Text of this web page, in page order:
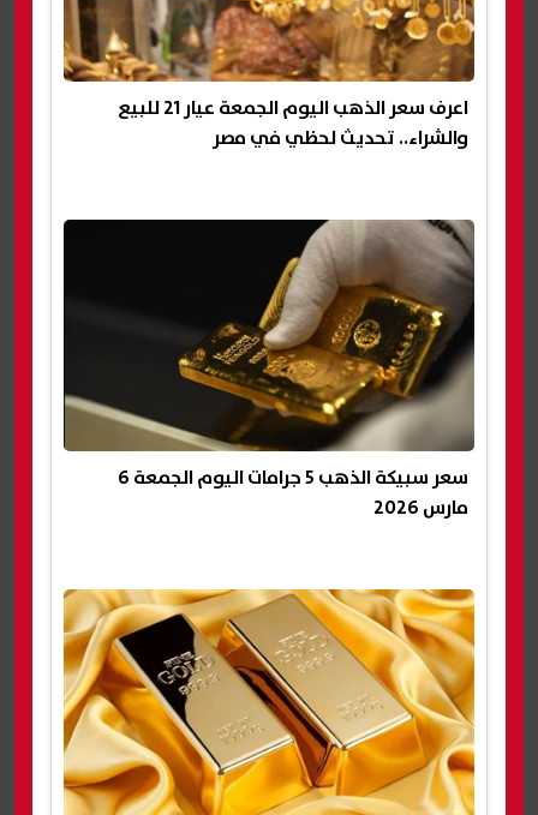
اعرف سعر الذهب اليوم الجمعة عيار 21 للبيع
والشراء.. تحديث لحظي في مصر
سعر سبيكة الذهب 5 جرامات اليوم الجمعة 6
مارس 2026